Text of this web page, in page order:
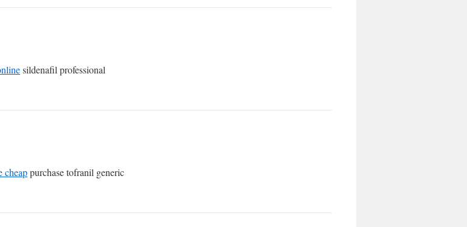
sildenafil professional
cheappurchase tofranil generic